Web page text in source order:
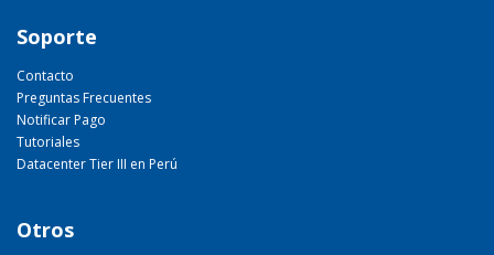
Soporte
Contacto
Preguntas Frecuentes
Notificar Pago
Tutoriales
Datacenter Tier III en Perú
Otros